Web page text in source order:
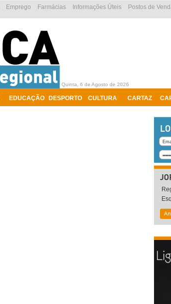
EDUCAÇÃO DESPORTO CULTURA CARTAZ
Postos de
Informações Úteis
Farmácias
Emprego
Quinta, 6 de Agosto de 2026